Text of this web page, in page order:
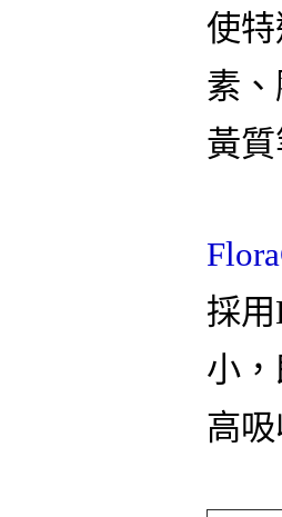
使
素
黃
採
小
高